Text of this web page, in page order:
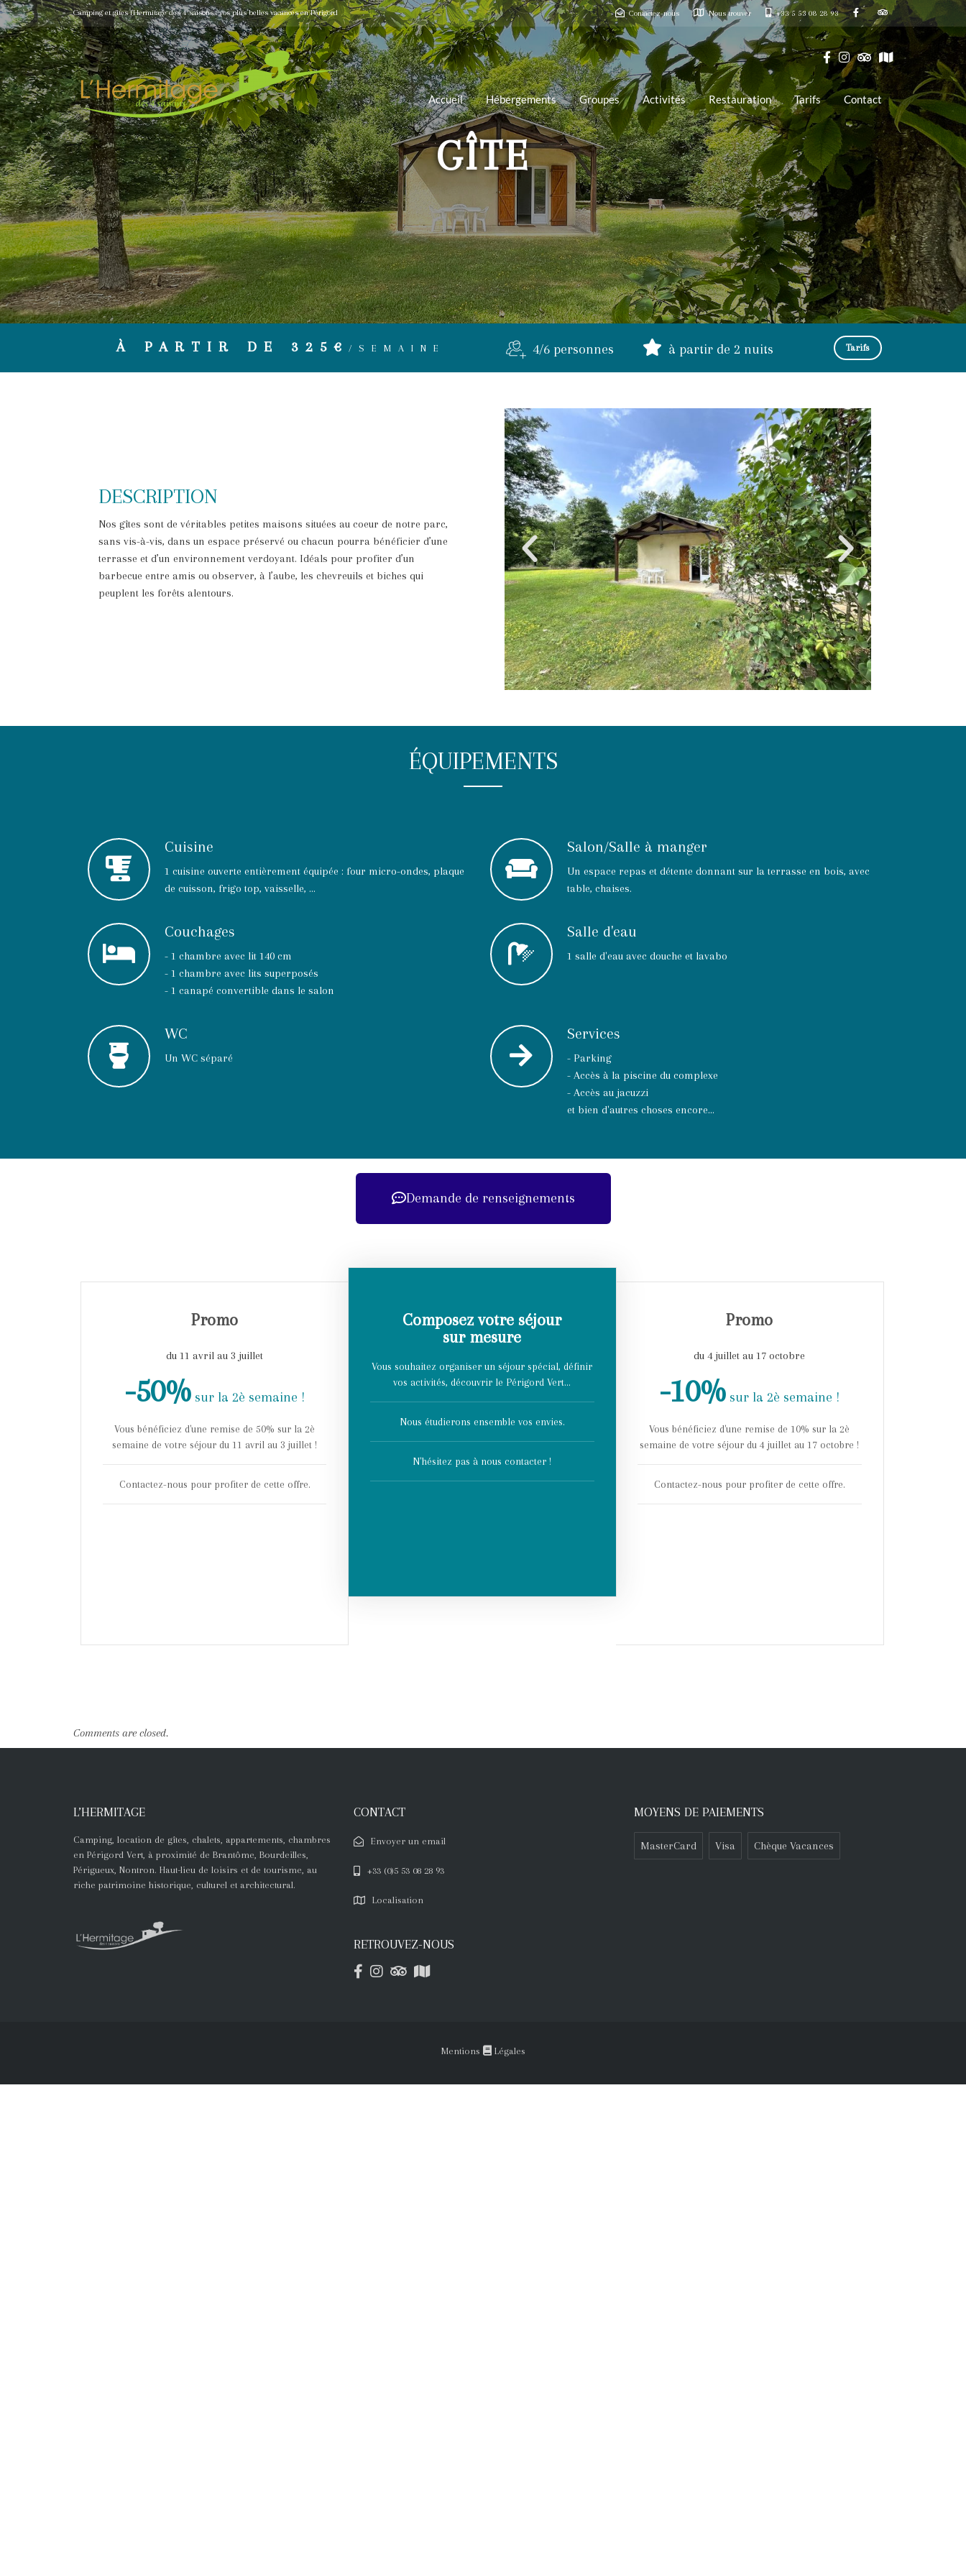
Camping et gîtes l'Hermitage des 4 saisons : vos plus belles vacances en Périgord Contactez-nous Nous trouver +33 5 53 08 28 93
Accueil Hébergements Groupes Activités Restauration Tarifs Contact
GÎTE
À PARTIR DE 325€/SEMAINE Tarifs
4/6 personnes à partir de 2 nuits
DESCRIPTION
Nos gîtes sont de véritables petites maisons situées au coeur de notre parc,
sans vis-à-vis, dans un espace préservé ou chacun pourra bénéficier d’une
terrasse et d’un environnement verdoyant. Idéals pour profiter d’un
barbecue entre amis ou observer, à l’aube, les chevreuils et biches qui
peuplent les forêts alentours.
ÉQUIPEMENTS
Cuisine
1 cuisine ouverte entièrement équipée : four micro-ondes, plaque
de cuisson, frigo top, vaisselle, ...
Salon/Salle à manger
Un espace repas et détente donnant sur la terrasse en bois, avec
table, chaises.
Couchages
- 1 chambre avec lit 140 cm
- 1 chambre avec lits superposés
- 1 canapé convertible dans le salon
Salle d'eau
1 salle d'eau avec douche et lavabo
WC
Un WC séparé
Services
- Parking
- Accès à la piscine du complexe
- Accès au jacuzzi
et bien d'autres choses encore...
Demande de renseignements
Promo
du 11 avril au 3 juillet
-50%sur la 2è semaine !
Vous bénéficiez d'une remise de 50% sur la 2è
semaine de votre séjour du 11 avril au 3 juillet !
Contactez-nous pour profiter de cette offre.
Composez votre séjour
sur mesure
Vous souhaitez organiser un séjour spécial, définir
vos activités, découvrir le Périgord Vert...
Nous étudierons ensemble vos envies.
N'hésitez pas à nous contacter !
Promo
du 4 juillet au 17 octobre
-10%sur la 2è semaine !
Vous bénéficiez d'une remise de 10% sur la 2è
semaine de votre séjour du 4 juillet au 17 octobre !
Contactez-nous pour profiter de cette offre.
Comments are closed.
L’HERMITAGE
Camping, location de gîtes, chalets, appartements, chambres
en Périgord Vert, à proximité de Brantôme, Bourdeilles,
Périgueux, Nontron. Haut-lieu de loisirs et de tourisme, au
riche patrimoine historique, culturel et architectural.
CONTACT
Envoyer un email
+33 (0)5 53 08 28 93
Localisation
RETROUVEZ-NOUS
MOYENS DE PAIEMENTS
MasterCard Visa Chèque Vacances
Mentions Légales